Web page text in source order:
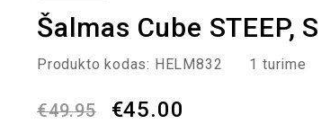
Šalmas Cube STEEP,
Produkto kodas: HELM832 1 turime
€49.95 €45.00